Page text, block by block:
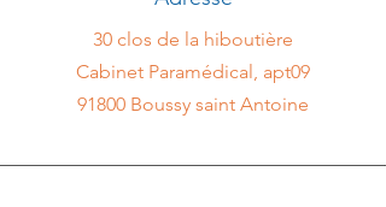
30 clos de la hiboutière
Cabinet Paramédical, apt09
91800 Boussy saint Antoine